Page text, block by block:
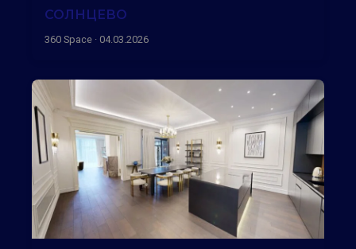
СОЛНЦЕВО
360 Space · 04.03.2026